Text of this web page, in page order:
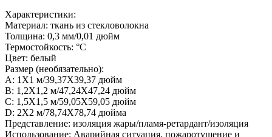
Характеристики:
Материал: ткань из стекловолокна
Толщина: 0,3 мм/0,01 дюйм
Термостойкость: °C
Цвет: белый
Размер (необязательно):
A: 1X1 м/39,37X39,37 дюйм
B: 1,2X1,2 м/47,24X47,24 дюйм
C: 1,5X1,5 м/59,05X59,05 дюйм
D: 2X2 м/78,74X78,74 дюйма
Представление: изоляция жары/пламя-ретардант/изоляция
Использование: Аварийная ситуация, пожаротушение и